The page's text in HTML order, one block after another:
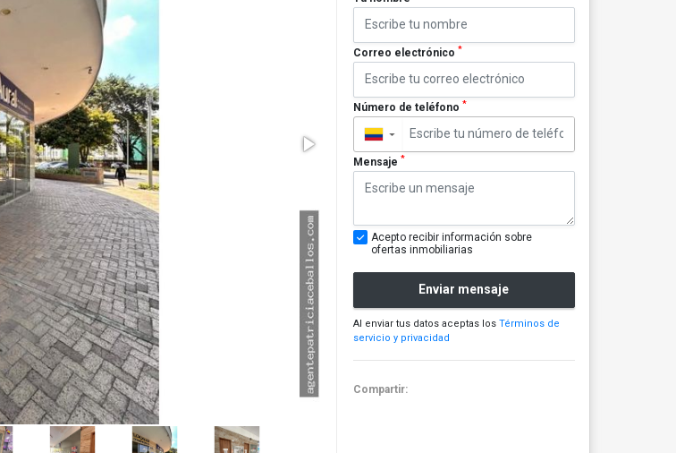
Correo electrónico *
Número de teléfono *
▼
Mensaje *
Acepto recibir información sobre
ofertas inmobiliarias
Enviar mensaje
Al enviar tus datos aceptas los Términos de
servicio y privacidad
Compartir: